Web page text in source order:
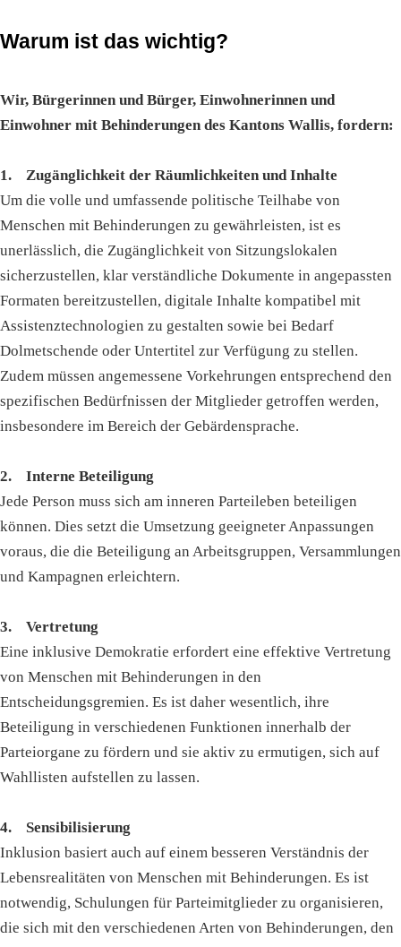
Warum ist das wichtig?
Wir, Bürgerinnen und Bürger, Einwohnerinnen und
Einwohner mit Behinderungen des Kantons Wallis, fordern:
1. Zugänglichkeit der Räumlichkeiten und Inhalte
Um die volle und umfassende politische Teilhabe von
Menschen mit Behinderungen zu gewährleisten, ist es
unerlässlich, die Zugänglichkeit von Sitzungslokalen
sicherzustellen, klar verständliche Dokumente in angepassten
Formaten bereitzustellen, digitale Inhalte kompatibel mit
Assistenztechnologien zu gestalten sowie bei Bedarf
Dolmetschende oder Untertitel zur Verfügung zu stellen.
Zudem müssen angemessene Vorkehrungen entsprechend den
spezifischen Bedürfnissen der Mitglieder getroffen werden,
insbesondere im Bereich der Gebärdensprache.
2. Interne Beteiligung
Jede Person muss sich am inneren Parteileben beteiligen
können. Dies setzt die Umsetzung geeigneter Anpassungen
voraus, die die Beteiligung an Arbeitsgruppen, Versammlungen
und Kampagnen erleichtern.
3. Vertretung
Eine inklusive Demokratie erfordert eine effektive Vertretung
von Menschen mit Behinderungen in den
Entscheidungsgremien. Es ist daher wesentlich, ihre
Beteiligung in verschiedenen Funktionen innerhalb der
Parteiorgane zu fördern und sie aktiv zu ermutigen, sich auf
Wahllisten aufstellen zu lassen.
4. Sensibilisierung
Inklusion basiert auch auf einem besseren Verständnis der
Lebensrealitäten von Menschen mit Behinderungen. Es ist
notwendig, Schulungen für Parteimitglieder zu organisieren,
die sich mit den verschiedenen Arten von Behinderungen, den